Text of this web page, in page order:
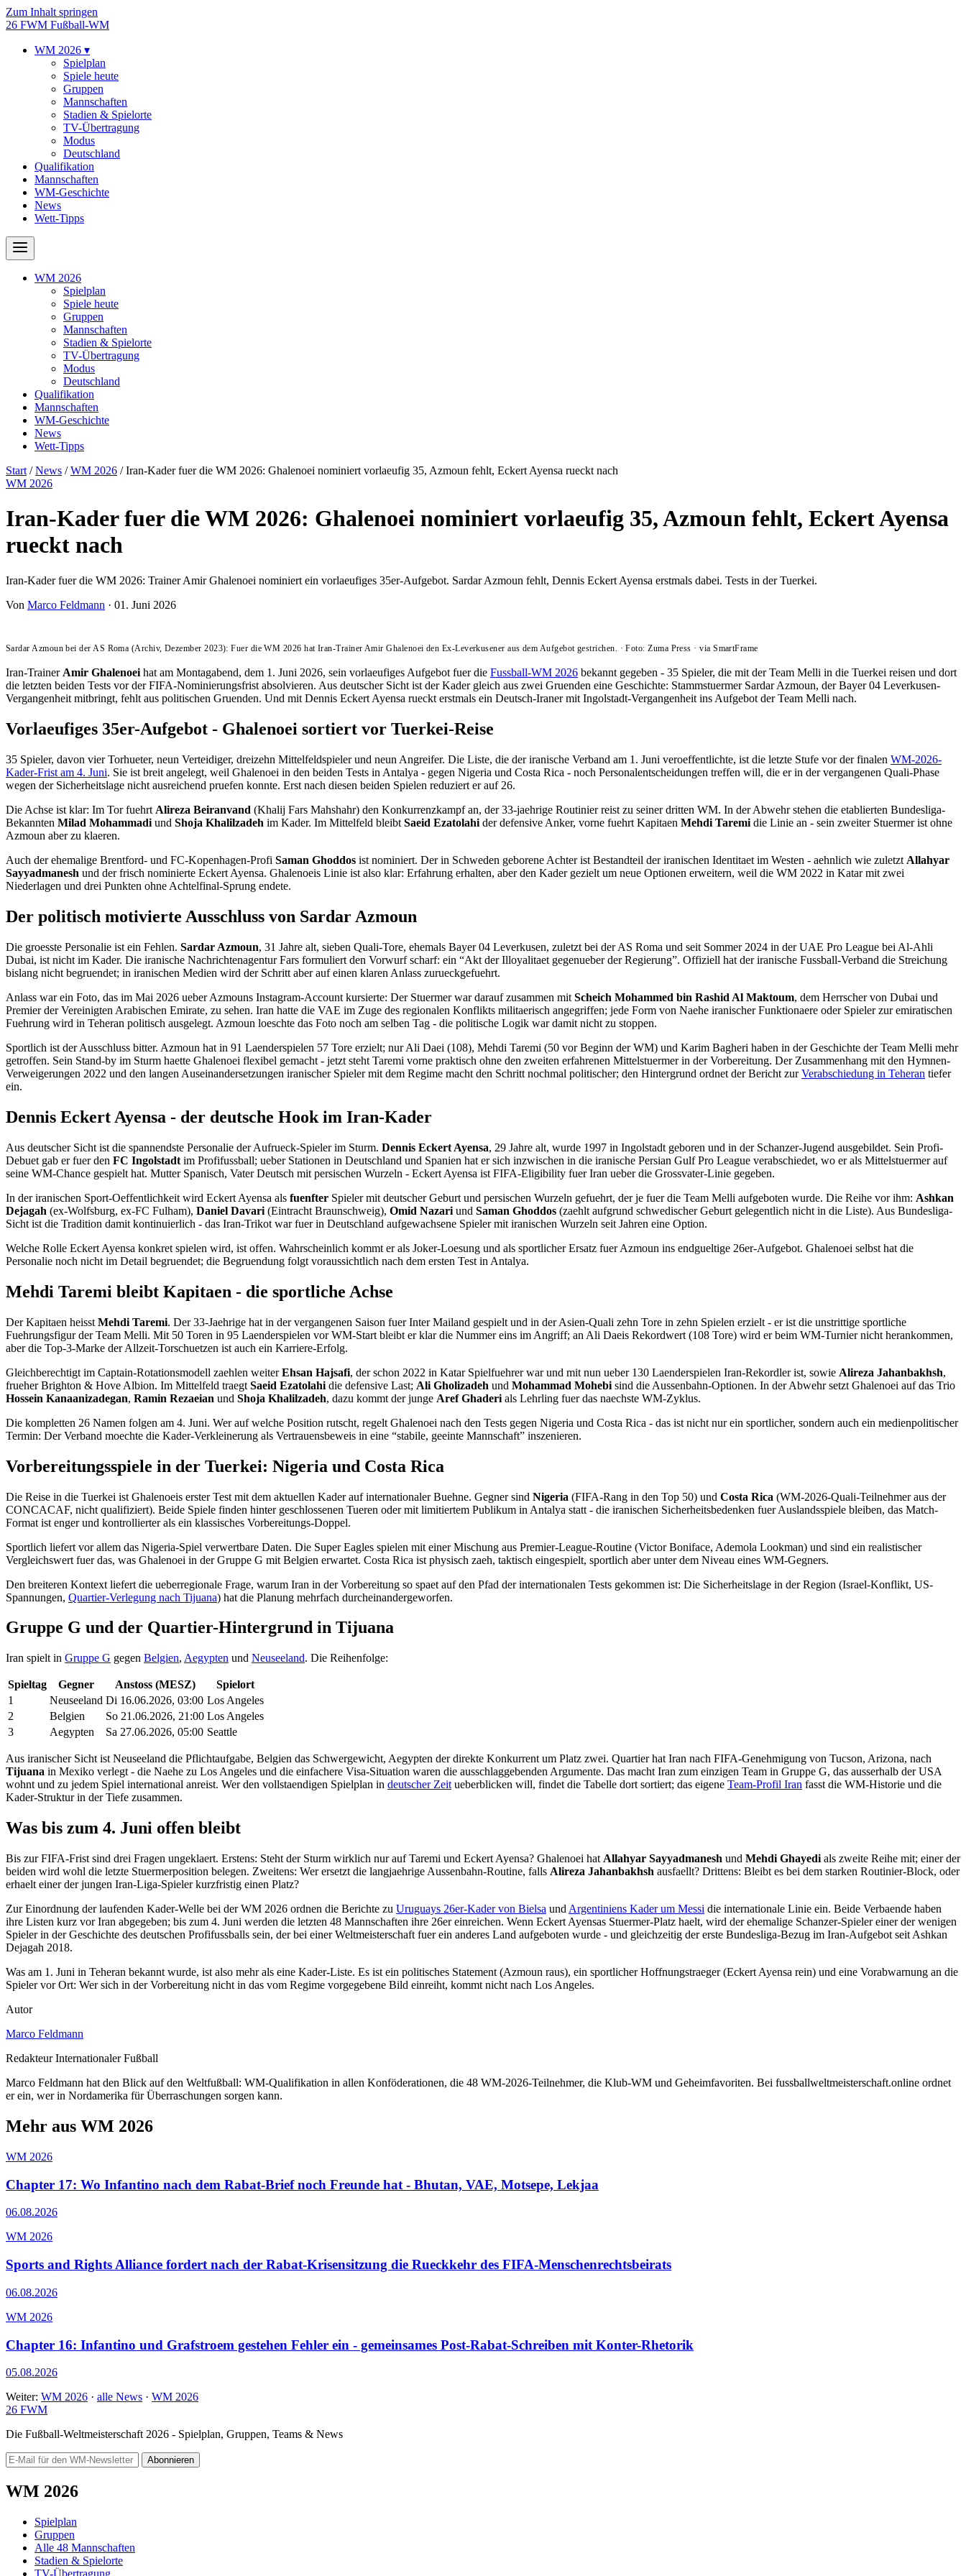
Zum Inhalt springen
26 FWM Fußball-WM
WM 2026 ▾
Spielplan
Spiele heute
Gruppen
Mannschaften
Stadien & Spielorte
TV-Übertragung
Modus
Deutschland
Qualifikation
Mannschaften
WM-Geschichte
News
Wett-Tipps
WM 2026
Spielplan
Spiele heute
Gruppen
Mannschaften
Stadien & Spielorte
TV-Übertragung
Modus
Deutschland
Qualifikation
Mannschaften
WM-Geschichte
News
Wett-Tipps
Start /News /WM 2026 /Iran-Kader fuer die WM 2026: Ghalenoei nominiert vorlaeufig 35, Azmoun fehlt, Eckert Ayensa rueckt nach
WM 2026
Iran-Kader fuer die WM 2026: Ghalenoei nominiert vorlaeufig 35, Azmoun fehlt, Eckert Ayensa
rueckt nach
Iran-Kader fuer die WM 2026: Trainer Amir Ghalenoei nominiert ein vorlaeufiges 35er-Aufgebot. Sardar Azmoun fehlt, Dennis Eckert Ayensa erstmals dabei. Tests in der Tuerkei.
Von Marco Feldmann · 01. Juni 2026
Sardar Azmoun bei der AS Roma (Archiv, Dezember 2023): Fuer die WM 2026 hat Iran-Trainer Amir Ghalenoei den Ex-Leverkusener aus dem Aufgebot gestrichen. ·Foto: Zuma Press ·via SmartFrame
Iran-TrainerAmir Ghalenoeihat am Montagabend, dem 1. Juni 2026, sein vorlaeufiges Aufgebot fuer die Fussball-WM 2026 bekannt gegeben - 35 Spieler, die mit der Team Melli in die Tuerkei reisen und dort
die letzten beiden Tests vor der FIFA-Nominierungsfrist absolvieren. Aus deutscher Sicht ist der Kader gleich aus zwei Gruenden eine Geschichte: Stammstuermer Sardar Azmoun, der Bayer 04 Leverkusen-
Vergangenheit mitbringt, fehlt aus politischen Gruenden. Und mit Dennis Eckert Ayensa rueckt erstmals ein Deutsch-Iraner mit Ingolstadt-Vergangenheit ins Aufgebot der Team Melli nach.
Vorlaeufiges 35er-Aufgebot - Ghalenoei sortiert vor Tuerkei-Reise
35 Spieler, davon vier Torhueter, neun Verteidiger, dreizehn Mittelfeldspieler und neun Angreifer. Die Liste, die der iranische Verband am 1. Juni veroeffentlichte, ist die letzte Stufe vor der finalen WM-2026-
Kader-Frist am 4. Juni. Sie ist breit angelegt, weil Ghalenoei in den beiden Tests in Antalya - gegen Nigeria und Costa Rica - noch Personalentscheidungen treffen will, die er in der vergangenen Quali-Phase
wegen der Sicherheitslage nicht ausreichend pruefen konnte. Erst nach diesen beiden Spielen reduziert er auf 26.
Die Achse ist klar: Im Tor fuehrt Alireza Beiranvand (Khalij Fars Mahshahr) den Konkurrenzkampf an, der 33-jaehrige Routinier reist zu seiner dritten WM. In der Abwehr stehen die etablierten Bundesliga-
Bekannten Milad Mohammadi und Shoja Khalilzadeh im Kader. Im Mittelfeld bleibt Saeid Ezatolahi der defensive Anker, vorne fuehrt Kapitaen Mehdi Taremi die Linie an - sein zweiter Stuermer ist ohne
Azmoun aber zu klaeren.
Auch der ehemalige Brentford- und FC-Kopenhagen-Profi Saman Ghoddos ist nominiert. Der in Schweden geborene Achter ist Bestandteil der iranischen Identitaet im Westen - aehnlich wie zuletzt Allahyar
Sayyadmanesh und der frisch nominierte Eckert Ayensa. Ghalenoeis Linie ist also klar: Erfahrung erhalten, aber den Kader gezielt um neue Optionen erweitern, weil die WM 2022 in Katar mit zwei
Niederlagen und drei Punkten ohne Achtelfinal-Sprung endete.
Der politisch motivierte Ausschluss von Sardar Azmoun
Die groesste Personalie ist ein Fehlen. Sardar Azmoun, 31 Jahre alt, sieben Quali-Tore, ehemals Bayer 04 Leverkusen, zuletzt bei der AS Roma und seit Sommer 2024 in der UAE Pro League bei Al-Ahli
Dubai, ist nicht im Kader. Die iranische Nachrichtenagentur Fars formuliert den Vorwurf scharf: ein “Akt der Illoyalitaet gegenueber der Regierung”. Offiziell hat der iranische Fussball-Verband die Streichung
bislang nicht begruendet; in iranischen Medien wird der Schritt aber auf einen klaren Anlass zurueckgefuehrt.
Anlass war ein Foto, das im Mai 2026 ueber Azmouns Instagram-Account kursierte: Der Stuermer war darauf zusammen mit Scheich Mohammed bin Rashid Al Maktoum, dem Herrscher von Dubai und
Premier der Vereinigten Arabischen Emirate, zu sehen. Iran hatte die VAE im Zuge des regionalen Konflikts militaerisch angegriffen; jede Form von Naehe iranischer Funktionaere oder Spieler zur emiratischen
Fuehrung wird in Teheran politisch ausgelegt. Azmoun loeschte das Foto noch am selben Tag - die politische Logik war damit nicht zu stoppen.
Sportlich ist der Ausschluss bitter. Azmoun hat in 91 Laenderspielen 57 Tore erzielt; nur Ali Daei (108), Mehdi Taremi (50 vor Beginn der WM) und Karim Bagheri haben in der Geschichte der Team Melli mehr
getroffen. Sein Stand-by im Sturm haette Ghalenoei flexibel gemacht - jetzt steht Taremi vorne praktisch ohne den zweiten erfahrenen Mittelstuermer in der Vorbereitung. Der Zusammenhang mit den Hymnen-
Verweigerungen 2022 und den langen Auseinandersetzungen iranischer Spieler mit dem Regime macht den Schritt nochmal politischer; den Hintergrund ordnet der Bericht zurVerabschiedung in Teheran tiefer
ein.
Dennis Eckert Ayensa - der deutsche Hook im Iran-Kader
Aus deutscher Sicht ist die spannendste Personalie der Aufrueck-Spieler im Sturm. Dennis Eckert Ayensa, 29 Jahre alt, wurde 1997 in Ingolstadt geboren und in der Schanzer-Jugend ausgebildet. Sein Profi-
Debuet gab er fuer den FC Ingolstadt im Profifussball; ueber Stationen in Deutschland und Spanien hat er sich inzwischen in die iranische Persian Gulf Pro League verabschiedet, wo er als Mittelstuermer auf
seine WM-Chance gespielt hat. Mutter Spanisch, Vater Deutsch mit persischen Wurzeln - Eckert Ayensa ist FIFA-Eligibility fuer Iran ueber die Grossvater-Linie gegeben.
In der iranischen Sport-Oeffentlichkeit wird Eckert Ayensa als fuenfter Spieler mit deutscher Geburt und persischen Wurzeln gefuehrt, der je fuer die Team Melli aufgeboten wurde. Die Reihe vor ihm: Ashkan
Dejagah (ex-Wolfsburg, ex-FC Fulham), Daniel Davari (Eintracht Braunschweig), Omid Nazari und Saman Ghoddos (zaehlt aufgrund schwedischer Geburt gelegentlich nicht in die Liste). Aus Bundesliga-
Sicht ist die Tradition damit kontinuierlich - das Iran-Trikot war fuer in Deutschland aufgewachsene Spieler mit iranischen Wurzeln seit Jahren eine Option.
Welche Rolle Eckert Ayensa konkret spielen wird, ist offen. Wahrscheinlich kommt er als Joker-Loesung und als sportlicher Ersatz fuer Azmoun ins endgueltige 26er-Aufgebot. Ghalenoei selbst hat die
Personalie noch nicht im Detail begruendet; die Begruendung folgt voraussichtlich nach dem ersten Test in Antalya.
Mehdi Taremi bleibt Kapitaen - die sportliche Achse
Der Kapitaen heisst Mehdi Taremi. Der 33-Jaehrige hat in der vergangenen Saison fuer Inter Mailand gespielt und in der Asien-Quali zehn Tore in zehn Spielen erzielt - er ist die unstrittige sportliche
Fuehrungsfigur der Team Melli. Mit 50 Toren in 95 Laenderspielen vor WM-Start bleibt er klar die Nummer eins im Angriff; an Ali Daeis Rekordwert (108 Tore) wird er beim WM-Turnier nicht herankommen,
aber die Top-3-Marke der Allzeit-Torschuetzen ist auch ein Karriere-Erfolg.
Gleichberechtigt im Captain-Rotationsmodell zaehlen weiterEhsan Hajsafi, der schon 2022 in Katar Spielfuehrer war und mit nun ueber 130 Laenderspielen Iran-Rekordler ist, sowie Alireza Jahanbakhsh,
frueher Brighton & Hove Albion. Im Mittelfeld traegt Saeid Ezatolahi die defensive Last; Ali Gholizadeh und Mohammad Mohebi sind die Aussenbahn-Optionen. In der Abwehr setzt Ghalenoei auf das Trio
Hossein Kanaanizadegan, Ramin Rezaeian und Shoja Khalilzadeh, dazu kommt der junge Aref Ghaderi als Lehrling fuer das naechste WM-Zyklus.
Die kompletten 26 Namen folgen am 4. Juni. Wer auf welche Position rutscht, regelt Ghalenoei nach den Tests gegen Nigeria und Costa Rica - das ist nicht nur ein sportlicher, sondern auch ein medienpolitischer
Termin: Der Verband moechte die Kader-Verkleinerung als Vertrauensbeweis in eine “stabile, geeinte Mannschaft” inszenieren.
Vorbereitungsspiele in der Tuerkei: Nigeria und Costa Rica
Die Reise in die Tuerkei ist Ghalenoeis erster Test mit dem aktuellen Kader auf internationaler Buehne. Gegner sind Nigeria (FIFA-Rang in den Top 50) und Costa Rica (WM-2026-Quali-Teilnehmer aus der
CONCACAF, nicht qualifiziert). Beide Spiele finden hinter geschlossenen Tueren oder mit limitiertem Publikum in Antalya statt - die iranischen Sicherheitsbedenken fuer Auslandsspiele bleiben, das Match-
Format ist enger und kontrollierter als ein klassisches Vorbereitungs-Doppel.
Sportlich liefert vor allem das Nigeria-Spiel verwertbare Daten. Die Super Eagles spielen mit einer Mischung aus Premier-League-Routine (Victor Boniface, Ademola Lookman) und sind ein realistischer
Vergleichswert fuer das, was Ghalenoei in der Gruppe G mit Belgien erwartet. Costa Rica ist physisch zaeh, taktisch eingespielt, sportlich aber unter dem Niveau eines WM-Gegners.
Den breiteren Kontext liefert die ueberregionale Frage, warum Iran in der Vorbereitung so spaet auf den Pfad der internationalen Tests gekommen ist: Die Sicherheitslage in der Region (Israel-Konflikt, US-
Spannungen, Quartier-Verlegung nach Tijuana) hat die Planung mehrfach durcheinandergeworfen.
Gruppe G und der Quartier-Hintergrund in Tijuana
Iran spielt in Gruppe G gegen Belgien, Aegypten und Neuseeland. Die Reihenfolge:
Spieltag Gegner Anstoss (MESZ)
Spielort
1
Neuseeland Di 16.06.2026, 03:00 Los Angeles
2
Belgien So 21.06.2026, 21:00 Los Angeles
3
Aegypten Sa 27.06.2026, 05:00 Seattle
Aus iranischer Sicht ist Neuseeland die Pflichtaufgabe, Belgien das Schwergewicht, Aegypten der direkte Konkurrent um Platz zwei. Quartier hat Iran nach FIFA-Genehmigung von Tucson, Arizona, nach
Tijuana in Mexiko verlegt - die Naehe zu Los Angeles und die einfachere Visa-Situation waren die ausschlaggebenden Argumente. Das macht Iran zum einzigen Team in Gruppe G, das ausserhalb der USA
wohnt und zu jedem Spiel international anreist. Wer den vollstaendigen Spielplan in deutscher Zeit ueberblicken will, findet die Tabelle dort sortiert; das eigene Team-Profil Iran fasst die WM-Historie und die
Kader-Struktur in der Tiefe zusammen.
Was bis zum 4. Juni offen bleibt
Bis zur FIFA-Frist sind drei Fragen ungeklaert. Erstens: Steht der Sturm wirklich nur auf Taremi und Eckert Ayensa? Ghalenoei hat Allahyar Sayyadmanesh und Mehdi Ghayedi als zweite Reihe mit; einer der
beiden wird wohl die letzte Stuermerposition belegen. Zweitens: Wer ersetzt die langjaehrige Aussenbahn-Routine, falls Alireza Jahanbakhsh ausfaellt? Drittens: Bleibt es bei dem starken Routinier-Block, oder
erhaelt einer der jungen Iran-Liga-Spieler kurzfristig einen Platz?
Zur Einordnung der laufenden Kader-Welle bei der WM 2026 ordnen die Berichte zu Uruguays 26er-Kader von Bielsa und Argentiniens Kader um Messi die internationale Linie ein. Beide Verbaende haben
ihre Listen kurz vor Iran abgegeben; bis zum 4. Juni werden die letzten 48 Mannschaften ihre 26er einreichen. Wenn Eckert Ayensas Stuermer-Platz haelt, wird der ehemalige Schanzer-Spieler einer der wenigen
Spieler in der Geschichte des deutschen Profifussballs sein, der bei einer Weltmeisterschaft fuer ein anderes Land aufgeboten wurde - und gleichzeitig der erste Bundesliga-Bezug im Iran-Aufgebot seit Ashkan
Dejagah 2018.
Was am 1. Juni in Teheran bekannt wurde, ist also mehr als eine Kader-Liste. Es ist ein politisches Statement (Azmoun raus), ein sportlicher Hoffnungstraeger (Eckert Ayensa rein) und eine Vorabwarnung an die
Spieler vor Ort: Wer sich in der Vorbereitung nicht in das vom Regime vorgegebene Bild einreiht, kommt nicht nach Los Angeles.
Autor
Marco Feldmann
Redakteur Internationaler Fußball
Marco Feldmann hat den Blick auf den Weltfußball: WM-Qualifikation in allen Konföderationen, die 48 WM-2026-Teilnehmer, die Klub-WM und Geheimfavoriten. Bei fussballweltmeisterschaft.online ordnet
er ein, wer in Nordamerika für Überraschungen sorgen kann.
Mehr aus WM 2026
WM 2026
Chapter 17: Wo Infantino nach dem Rabat-Brief noch Freunde hat - Bhutan, VAE, Motsepe, Lekjaa
06.08.2026
WM 2026
Sports and Rights Alliance fordert nach der Rabat-Krisensitzung die Rueckkehr des FIFA-Menschenrechtsbeirats
06.08.2026
WM 2026
Chapter 16: Infantino und Grafstroem gestehen Fehler ein - gemeinsames Post-Rabat-Schreiben mit Konter-Rhetorik
05.08.2026
Weiter: WM 2026 · alle News · WM 2026
26 FWM
Die Fußball-Weltmeisterschaft 2026 - Spielplan, Gruppen, Teams & News
Abonnieren
WM 2026
Spielplan
Gruppen
Alle 48 Mannschaften
Stadien & Spielorte
TV-Übertragung